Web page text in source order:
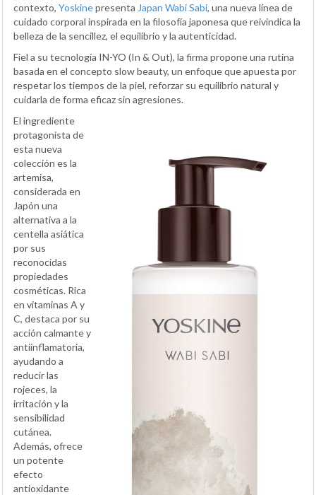
contexto, Yoskinepresenta Japan Wabi Sabi, una nueva línea de
cuidado corporal inspirada en la filosofía japonesa que reivindica la
belleza de la sencillez, el equilibrio y la autenticidad.
Fiel a su tecnología IN-YO (In & Out), la firma propone una rutina
basada en el concepto slow beauty, un enfoque que apuesta por
respetar los tiempos de la piel, reforzar su equilibrio natural y
cuidarla de forma eficaz sin agresiones.
El ingrediente
protagonista de
esta nueva
colección es la
artemisa,
considerada en
Japón una
alternativa a la
centella asiática
por sus
reconocidas
propiedades
cosméticas. Rica
en vitaminas A y
C, destaca por su
acción calmante y
antiinflamatoria,
ayudando a
reducir las
rojeces, la
irritación y la
sensibilidad
cutánea.
Además, ofrece
un potente
efecto
antioxidante